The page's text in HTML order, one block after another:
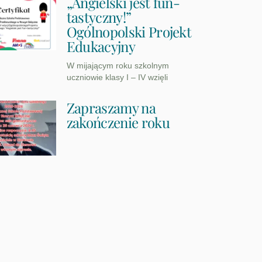
tastyczny!”
Ogólnopolski Projekt
Edukacyjny
W mijającym roku szkolnym
uczniowie klasy I – IV wzięli
Zapraszamy na
zakończenie roku